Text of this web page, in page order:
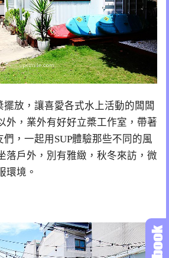
擺放，讓喜愛各式水上活動的闆闆
外，業外有好好立槳工作室，帶著
們，一起用SUP體驗那些不同的風
落戶外，別有雅緻，秋冬來訪，微
環境。